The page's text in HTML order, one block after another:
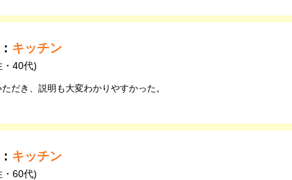
キッチン
・40代)
だき、説明も大変わかりやすかった。
キッチン
・60代)